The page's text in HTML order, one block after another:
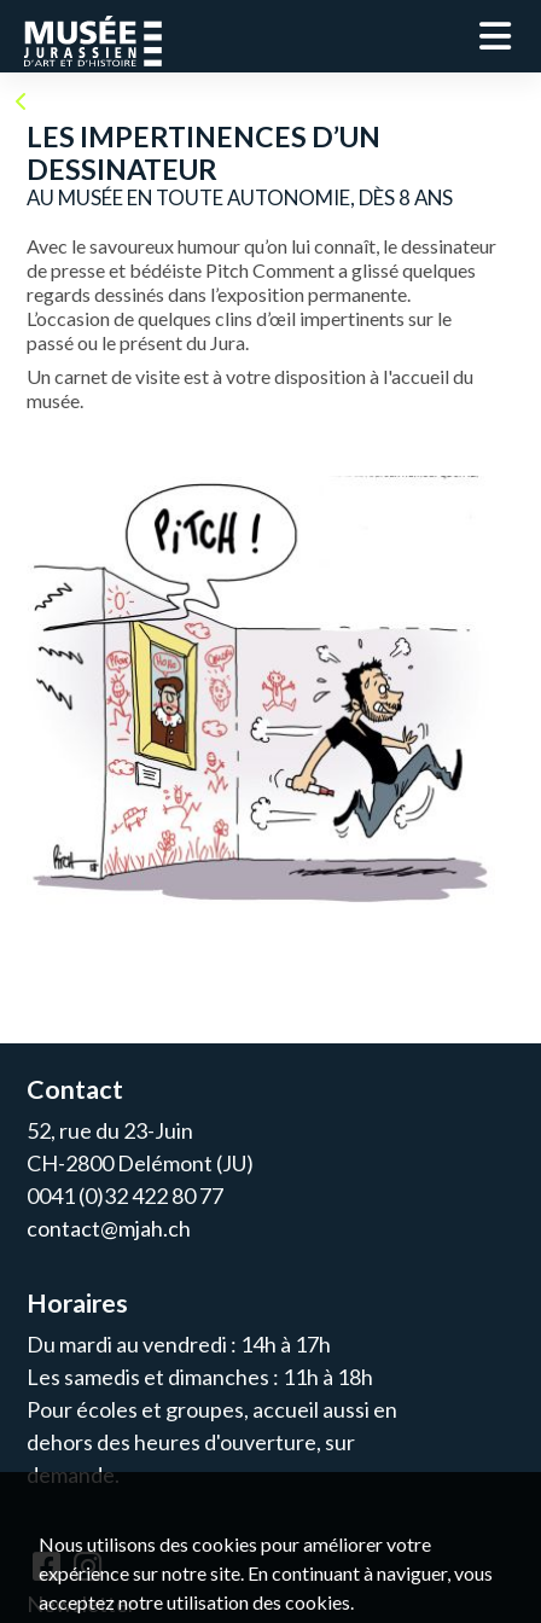
LES IMPERTINENCES D’UN
DESSINATEUR
AU MUSÉE EN TOUTE AUTONOMIE, DÈS 8 ANS
Avec le savoureux humour qu’on lui connaît, le dessinateur
de presse et bédéiste Pitch Comment a glissé quelques
regards dessinés dans l’exposition permanente.
L’occasion de quelques clins d’œil impertinents sur le
passé ou le présent du Jura.
Un carnet de visite est à votre disposition à l'accueil du
musée.
Contact
52, rue du 23-Juin
CH-2800 Delémont (JU)
0041 (0)32 422 80 77
contact@mjah.ch
Horaires
Du mardi au vendredi : 14h à 17h
Les samedis et dimanches : 11h à 18h
Pour écoles et groupes, accueil aussi en
dehors des heures d'ouverture, sur
demande.
Newsletter
Nous utilisons des cookies pour améliorer votre
expérience sur notre site. En continuant à naviguer, vous
acceptez notre utilisation des cookies.